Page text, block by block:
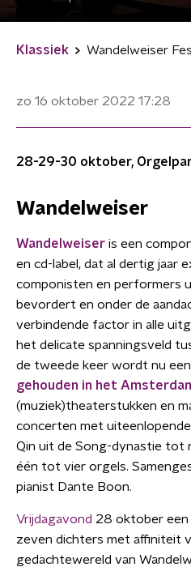
Klassiek Wandelweiser
zo 16 oktober 2022 17:28
28-29-30 oktober,
Wandelweiser
Wandelweiser is een
en cd-label, dat al dertig jaar
componisten en performers
bevordert en onder de
verbindende factor in alle
het delicate spanningsveld
de tweede keer wordt nu een
gehouden in het
(muziek)theaterstukken en
concerten met
Qin uit de Song-dynastie tot
één tot vier orgels.
pianist Dante Boon.
Vrijdagavond 28 oktober een
zeven dichters met affiniteit
gedachtewereld van